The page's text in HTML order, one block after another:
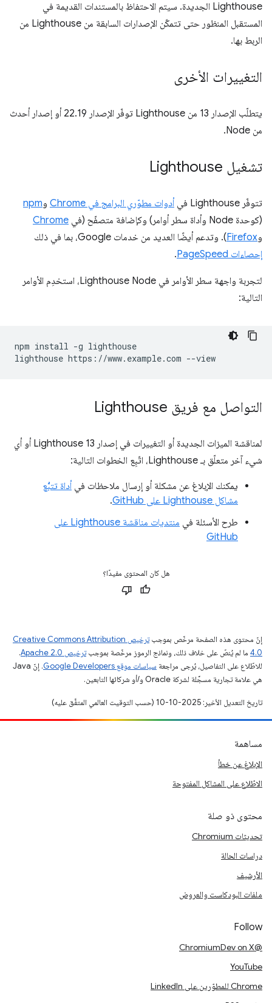
Lighthouse الجديدة. سيتم الاحتفاظ بالمستندات القديمة في
المستقبل المنظور حتى تتمكّن الإصدارات السابقة من Lighthouse من
الربط بها.
التغييرات الأخرى
يتطلّب الإصدار 13 من Lighthouse توفّر الإصدار 22.19 أو إصدار أحدث
من Node.
تشغيل Lighthouse
تتوفّر Lighthouse في أدوات مطوّري البرامج في Chrome وnpm
(كوحدة Node وأداة سطر أوامر) وكإضافة متصفّح (في
Chrome
وFirefox). وتدعم أيضًا العديد من خدمات Google، بما في ذلك
إحصاءات PageSpeed
.
لتجربة واجهة سطر الأوامر في Lighthouse Node، استخدِم الأوامر
التالية:
npm install -g lighthouse
التواصل مع فريق Lighthouse
لمناقشة الميزات الجديدة أو التغييرات في إصدار Lighthouse 13 أو أي
شيء آخر متعلّق بـ Lighthouse، اتّبِع الخطوات التالية:
يمكنك الإبلاغ عن مشكلة أو إرسال ملاحظات في أداة تتبُّع
مشاكل Lighthouse على GitHub
.
طرح الأسئلة في
منتديات مناقشة Lighthouse على
GitHub
هل كان المحتوى مفيدًا؟
إنّ محتوى هذه الصفحة مرخّص بموجب
ترخيص Creative Commons Attribution
4.0‏ ما لم يُنصّ على خلاف ذلك، ونماذج الرموز مرخّصة بموجبترخيص Apache 2.0‏
.
للاطّلاع على التفاصيل، يُرجى مراجعة سياسات موقع Google Developers‏
. إنّ Java
هي علامة تجارية مسجَّلة لشركة Oracle و/أو شركائها التابعين.
تاريخ التعديل الأخير: 2025-10-10 (حسب التوقيت العالمي المتفَّق عليه)
مساهمة
الإبلاغ عن خطأ
الاطّلاع على المشاكل المفتوحة
محتوى ذو صلة
تحديثات Chromium
دراسات الحالة
الأرشيف
ملفات البودكاست والعروض
Follow
@ChromiumDev on X
YouTube
Chrome للمطوّرين على LinkedIn